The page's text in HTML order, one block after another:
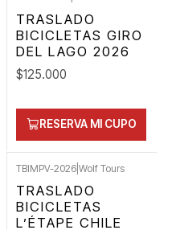
TRASLADO
BICICLETAS GIRO
DEL LAGO 2026
$125.000
RESERVA MI CUPO
TBIMPV-2026 Wolf Tours
TRASLADO
BICICLETAS
L’ÉTAPE CHILE